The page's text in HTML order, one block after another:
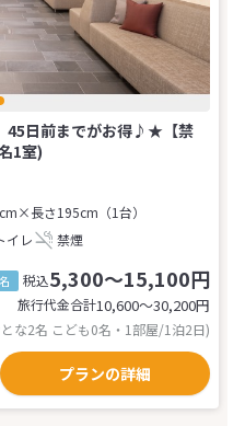
日前までがお得♪★【禁
1室)
長さ195cm（1台）
イレ 禁煙
税込5,300～15,100円
旅行代金合計10,600〜30,200円
な2名 こども0名・1部屋/1泊2日)
プランの詳細